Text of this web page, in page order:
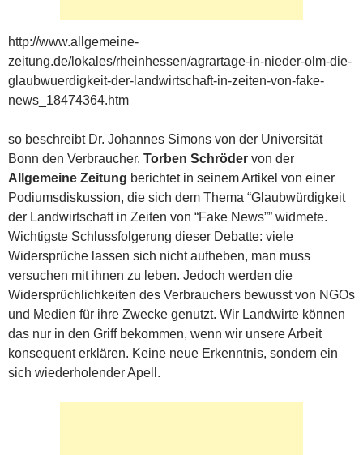
http://www.allgemeine-
zeitung.de/lokales/rheinhessen/agrartage-in-nieder-olm-die-
glaubwuerdigkeit-der-landwirtschaft-in-zeiten-von-fake-
news_18474364.htm
so beschreibt Dr. Johannes Simons von der Universität
Bonn den Verbraucher. Torben Schröder von der
Allgemeine Zeitung berichtet in seinem Artikel von einer
Podiumsdiskussion, die sich dem Thema “Glaubwürdigkeit
der Landwirtschaft in Zeiten von “Fake News”” widmete.
Wichtigste Schlussfolgerung dieser Debatte: viele
Widersprüche lassen sich nicht aufheben, man muss
versuchen mit ihnen zu leben. Jedoch werden die
Widersprüchlichkeiten des Verbrauchers bewusst von NGOs
und Medien für ihre Zwecke genutzt. Wir Landwirte können
das nur in den Griff bekommen, wenn wir unsere Arbeit
konsequent erklären. Keine neue Erkenntnis, sondern ein
sich wiederholender Apell.